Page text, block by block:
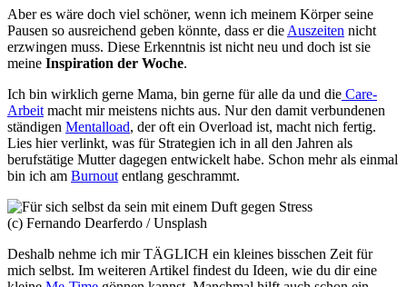
Aber es wäre doch viel schöner, wenn ich meinem Körper seine
Pausen so ausreichend geben könnte, dass er die Auszeiten nicht
erzwingen muss. Diese Erkenntnis ist nicht neu und doch ist sie
meine Inspiration der Woche.
Ich bin wirklich gerne Mama, bin gerne für alle da und die Care-
Arbeit macht mir meistens nichts aus. Nur den damit verbundenen
ständigen Mentalload, der oft ein Overload ist, macht nich fertig.
Lies hier verlinkt, was für Strategien ich in all den Jahren als
berufstätige Mutter dagegen entwickelt habe. Schon mehr als einmal
bin ich am Burnout entlang geschrammt.
(c) Fernando Dearferdo / Unsplash
Deshalb nehme ich mir TÄGLICH ein kleines bisschen Zeit für
mich selbst. Im weiteren Artikel findest du Ideen, wie du dir eine